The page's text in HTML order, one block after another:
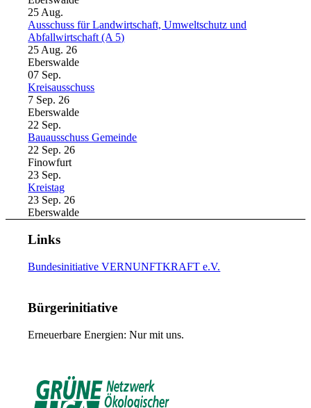
25 Aug.
Ausschuss für Landwirtschaft, Umweltschutz und
Abfallwirtschaft (A 5)
25 Aug. 26
Eberswalde
07 Sep.
Kreisausschuss
7 Sep. 26
Eberswalde
22 Sep.
Bauausschuss Gemeinde
22 Sep. 26
Finowfurt
23 Sep.
Kreistag
23 Sep. 26
Eberswalde
Links
Bundesinitiative VERNUNFTKRAFT e.V.
Bürgerinitiative
Erneuerbare Energien: Nur mit uns.